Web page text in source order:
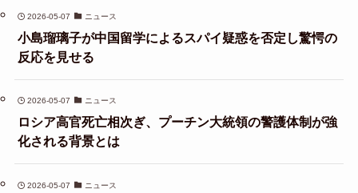
2026-05-07 ニュース
小島瑠璃子が中国留学によるスパイ疑惑を否定し驚愕の
反応を見せる
2026-05-07 ニュース
ロシア高官死亡相次ぎ、プーチン大統領の警護体制が強
化される背景とは
2026-05-07 ニュース